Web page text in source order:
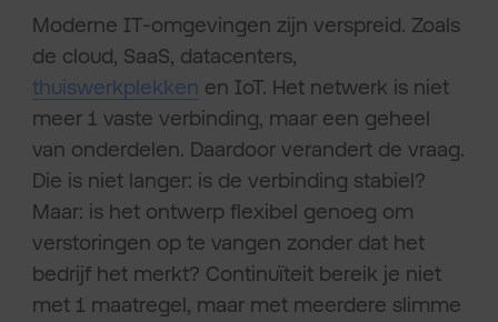
Moderne IT-omgevingen zijn verspreid. Zoals
de cloud, SaaS, datacenters,
thuiswerkplekken en IoT. Het netwerk is niet
meer 1 vaste verbinding, maar een geheel
van onderdelen. Daardoor verandert de vraag.
Die is niet langer: is de verbinding stabiel?
Maar: is het ontwerp flexibel genoeg om
verstoringen op te vangen zonder dat het
bedrijf het merkt? Continuïteit bereik je niet
met 1 maatregel, maar met meerdere slimme